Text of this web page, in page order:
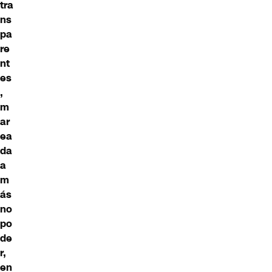
tra
ns
pa
re
nt
es
,
m
ar
ea
da
a
m
ás
no
po
de
r,
en